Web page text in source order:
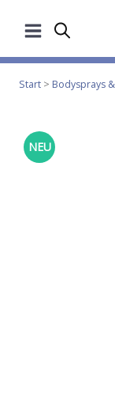
Inhalt
Start> Bodysprays
NEU